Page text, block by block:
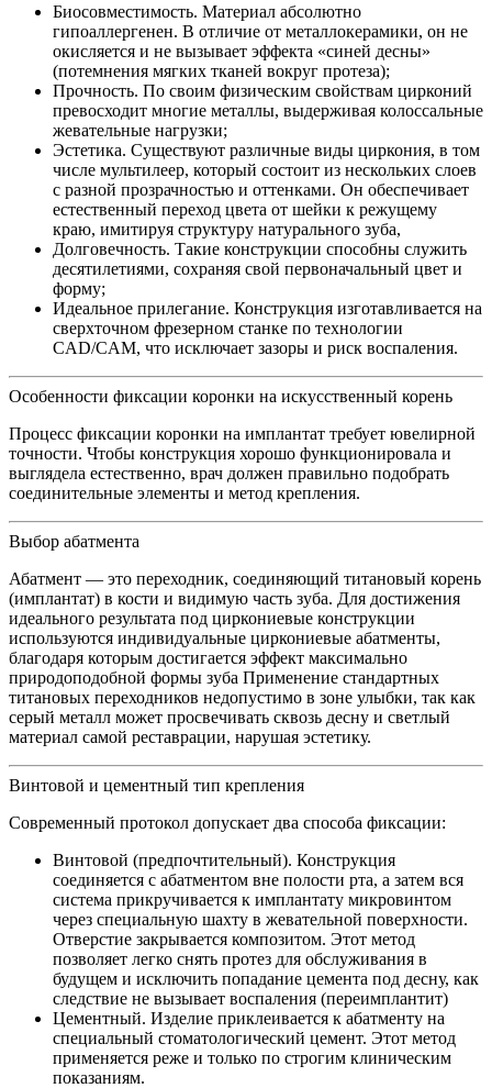
Биосовместимость. Материал абсолютно
гипоаллергенен. В отличие от металлокерамики, он не
окисляется и не вызывает эффекта «синей десны»
(потемнения мягких тканей вокруг протеза);
Прочность. По своим физическим свойствам цирконий
превосходит многие металлы, выдерживая колоссальные
жевательные нагрузки;
Эстетика. Существуют различные виды циркония, в том
числе мультилеер, который состоит из нескольких слоев
с разной прозрачностью и оттенками. Он обеспечивает
естественный переход цвета от шейки к режущему
краю, имитируя структуру натурального зуба,
Долговечность. Такие конструкции способны служить
десятилетиями, сохраняя свой первоначальный цвет и
форму;
Идеальное прилегание. Конструкция изготавливается на
сверхточном фрезерном станке по технологии
CAD/CAM, что исключает зазоры и риск воспаления.
Особенности фиксации коронки на искусственный корень
Процесс фиксации коронки на имплантат требует ювелирной
точности. Чтобы конструкция хорошо функционировала и
выглядела естественно, врач должен правильно подобрать
соединительные элементы и метод крепления.
Выбор абатмента
Абатмент — это переходник, соединяющий титановый корень
(имплантат) в кости и видимую часть зуба. Для достижения
идеального результата под циркониевые конструкции
используются индивидуальные циркониевые абатменты,
благодаря которым достигается эффект максимально
природоподобной формы зуба Применение стандартных
титановых переходников недопустимо в зоне улыбки, так как
серый металл может просвечивать сквозь десну и светлый
материал самой реставрации, нарушая эстетику.
Винтовой и цементный тип крепления
Современный протокол допускает два способа фиксации:
Винтовой (предпочтительный). Конструкция
соединяется с абатментом вне полости рта, а затем вся
система прикручивается к имплантату микровинтом
через специальную шахту в жевательной поверхности.
Отверстие закрывается композитом. Этот метод
позволяет легко снять протез для обслуживания в
будущем и исключить попадание цемента под десну, как
следствие не вызывает воспаления (переимплантит)
Цементный. Изделие приклеивается к абатменту на
специальный стоматологический цемент. Этот метод
применяется реже и только по строгим клиническим
показаниям.